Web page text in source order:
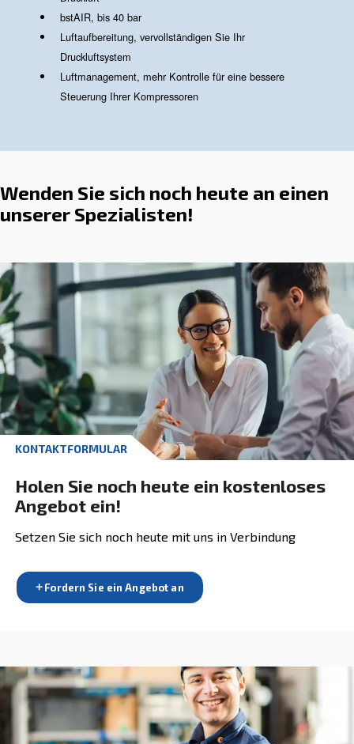
Druckluftprodukte und -
lösungen
Druckluftanforderungen
Wir vereinenZuverlässigkeit
und Installation ausgelegt sind. Mit
Innovation und Engagement stellen wir sicher,
unsere Produkte die heutigen industriellen
Anforderungen erfüllen.
Unser Sortiment deckt alle Anforderungen an
Druckluftsystem ab. Wir erstellen
Lösungenauf der Grundlage Ihrer spezifischen
Luftanforderungen und des Reinheitsgrads,
Produktion erfordert.
Bei uns finden Sie einen Partner, der sich
spezialisiert hat,Lösungen anzubieten, die
zu Ihren Anforderungen passen
gewährleisten. Unser Engagement für unsere
ist unermüdlich und wir sind bestrebt, den
bestmöglichen Service und Support
Entdecken Sie unser Sortiment und
Sie das Produkt, das am besten zu
Bedürfnissen passt: